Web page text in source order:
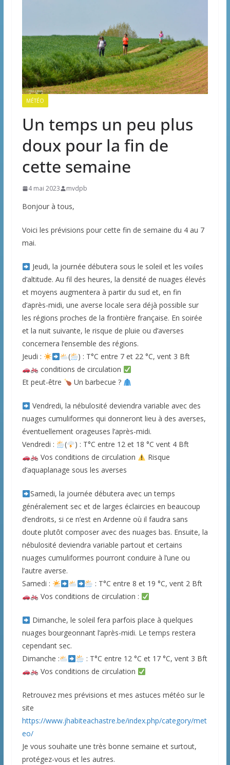
MÉTÉO
Un temps un peu plus
doux pour la fin de
cette semaine
4 mai 2023 mvdpb
Bonjour à tous,
Voici les prévisions pour cette fin de semaine du 4 au 7
mai.
Jeudi, la journée débutera sous le soleil et les voiles
d’altitude. Au fil des heures, la densité de nuages élevés
et moyens augmentera à partir du sud et, en fin
d’après-midi, une averse locale sera déjà possible sur
les régions proches de la frontière française. En soirée
et la nuit suivante, le risque de pluie ou d’averses
concernera l’ensemble des régions.
Jeudi :
( ) : T°C entre 7 et 22 °C, vent 3 Bft
conditions de circulation
Et peut-être
Un barbecue ?
Vendredi, la nébulosité deviendra variable avec des
nuages cumuliformes qui donneront lieu à des averses,
éventuellement orageuses l’après-midi.
Vendredi :
(
) : T°C entre 12 et 18 °C vent 4 Bft
Vos conditions de circulation
Risque
d’aquaplanage sous les averses
Samedi, la journée débutera avec un temps
généralement sec et de larges éclaircies en beaucoup
d’endroits, si ce n’est en Ardenne où il faudra sans
doute plutôt composer avec des nuages bas. Ensuite, la
nébulosité deviendra variable partout et certains
nuages cumuliformes pourront conduire à l’une ou
l’autre averse.
Samedi :
: T°C entre 8 et 19 °C, vent 2 Bft
Vos conditions de circulation :
Dimanche, le soleil fera parfois place à quelques
nuages bourgeonnant l’après-midi. Le temps restera
cependant sec.
Dimanche :
: T°C entre 12 °C et 17 °C, vent 3 Bft
Vos conditions de circulation
Retrouvez mes prévisions et mes astuces météo sur le
site
https://www.jhabiteachastre.be/index.php/category/met
eo/
Je vous souhaite une très bonne semaine et surtout,
protégez-vous et les autres.